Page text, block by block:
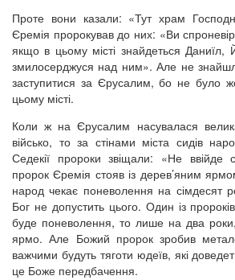
Проте вони казали: «Тут храм
Єремія пророкував до них: «Ви
якщо в цьому місті знайдеться
змилосерджуся над ним». Але не
заступитися за Єрусалим, бо не було
цьому місті.
Коли ж на Єрусалим насувалася
військо, то за стінами міста сидів
Седекії пророки звіщали: «Не
пророк Єремія стояв із дерев’яним
народ чекає поневолення на сімдесят
Бог не допустить цього. Один із
буде поневолення, то лише на два роки,
ярмо. Але Божий пророк зробив
важчими будуть тяготи юдеїв, які
це Боже передбачення.